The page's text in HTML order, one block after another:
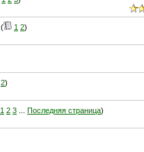
( 1 2)
2)
1 2 3 Последняя страница)